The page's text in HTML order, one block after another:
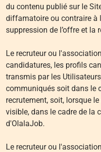
du contenu publié sur le
diffamatoire ou contraire à
suppression de l’offre et la
Le recruteur ou
candidatures, les profils
transmis par les
communiqués soit dans le
recrutement, soit, lorsque
visible, dans le cadre de la
d'OlalaJob.
Le recruteur ou